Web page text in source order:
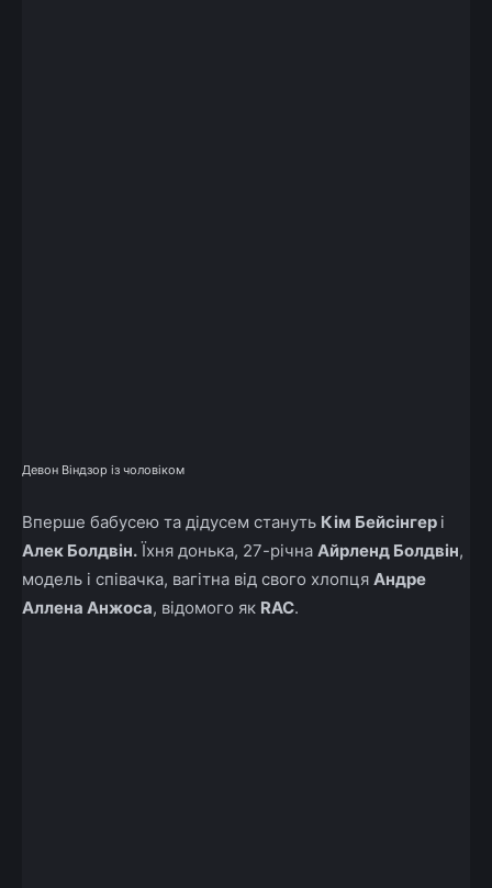
Девон Віндзор із чоловіком
Вперше бабусею та дідусем стануть Кім Бейсінгер і
Алек Болдвін. Їхня донька, 27-річна Айрленд Болдвін,
модель і співачка, вагітна від свого хлопця Андре
Аллена Анжоса, відомого як RAC.